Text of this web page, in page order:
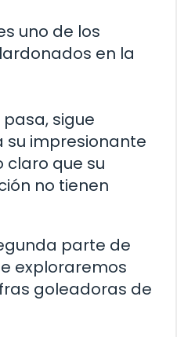
uno de los
en la
sigue
su impresionante
que su
no tienen
parte de
exploraremos
goleadoras de